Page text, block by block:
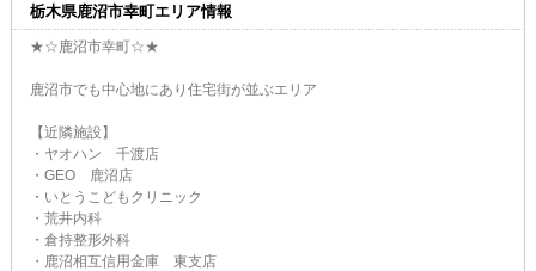
栃木県鹿沼市幸町エリア情報
★☆鹿沼市幸町☆★
鹿沼市でも中心地にあり住宅街が並ぶエリア
【近隣施設】
・ヤオハン 千渡店
・GEO 鹿沼店
・いとうこどもクリニック
・荒井内科
・倉持整形外科
・鹿沼相互信用金庫 東支店